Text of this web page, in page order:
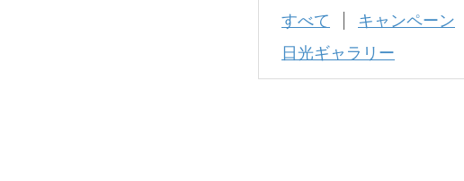
すべて
キャンペーン
日光ギャラリー